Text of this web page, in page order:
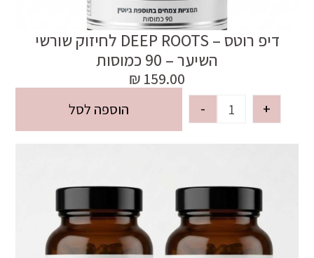
דיפ רוטס – DEEP ROOTS לחיזוק שורשי
השיער – 90 כמוסות
159.00
₪
- + הוספה לסל